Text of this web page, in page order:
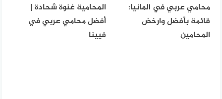
محامي عربي في المانيا:
قائمة بأفضل وارخض
المحامين
المحامية غنوة شحادة |
أفضل محامي عربي في
فيينا